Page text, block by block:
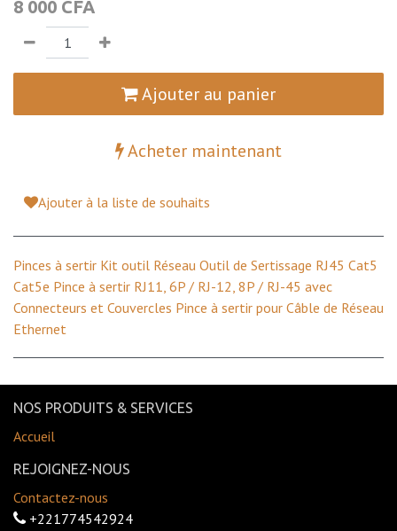
8 000 CFA
Ajouter au panier
Acheter maintenant
Ajouter à la liste de souhaits
Pinces à sertir Kit outil Réseau Outil de Sertissage RJ45 Cat5
Cat5e Pince à sertir RJ11, 6P / RJ-12, 8P / RJ-45 avec
Connecteurs et Couvercles Pince à sertir pour Câble de Réseau
Ethernet
NOS PRODUITS & SERVICES
Accueil
REJOIGNEZ-NOUS
Contactez-nous
+221774542924